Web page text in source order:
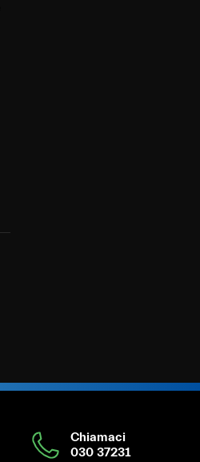
Chiamaci
030 37231